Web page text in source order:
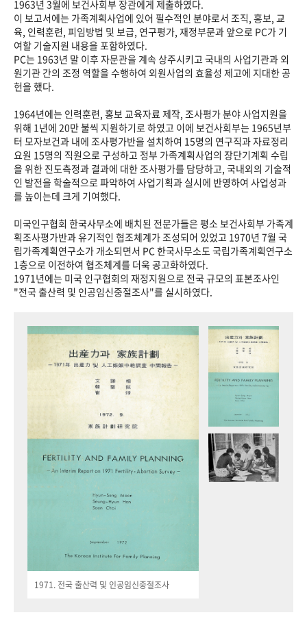
1963년 3월에 보건사회부 장관에게 제출하였다.
이 보고서에는 가족계획사업에 있어 필수적인 분야로서 조직, 홍보, 교
육, 인력훈련, 피임방법 및 보급, 연구평가, 재정부문과 앞으로 PC가 기
여할 기술지원 내용을 포함하였다.
PC는 1963년 말 이후 자문관을 계속 상주시키고 국내의 사업기관과 외
원기관 간의 조정 역할을 수행하여 외원사업의 효율성 제고에 지대한 공
헌을 했다.
1964년에는 인력훈련, 홍보 교육자료 제작, 조사평가 분야 사업지원을
위해 1년에 20만 불씩 지원하기로 하였고 이에 보건사회부는 1965년부
터 모자보건과 내에 조사평가반을 설치하여 15명의 연구직과 자료정리
요원 15명의 직원으로 구성하고 정부 가족계획사업의 장단기계획 수립
을 위한 진도측정과 결과에 대한 조사평가를 담당하고, 국내외의 기술적
인 발전을 학술적으로 파악하여 사업기획과 실시에 반영하여 사업성과
를 높이는데 크게 기여했다.
미국인구협회 한국사무소에 배치된 전문가들은 평소 보건사회부 가족계
획조사평가반과 유기적인 협조체계가 조성되어 있었고 1970년 7월 국
립가족계획연구소가 개소되면서 PC 한국사무소도 국립가족계획연구소
1층으로 이전하여 협조체계를 더욱 공고화하였다.
1971년에는 미국 인구협회의 재정지원으로 전국 규모의 표본조사인
"전국 출산력 및 인공임신중절조사"를 실시하였다.
1971. 전국 출산력 및 인공임신중절조사